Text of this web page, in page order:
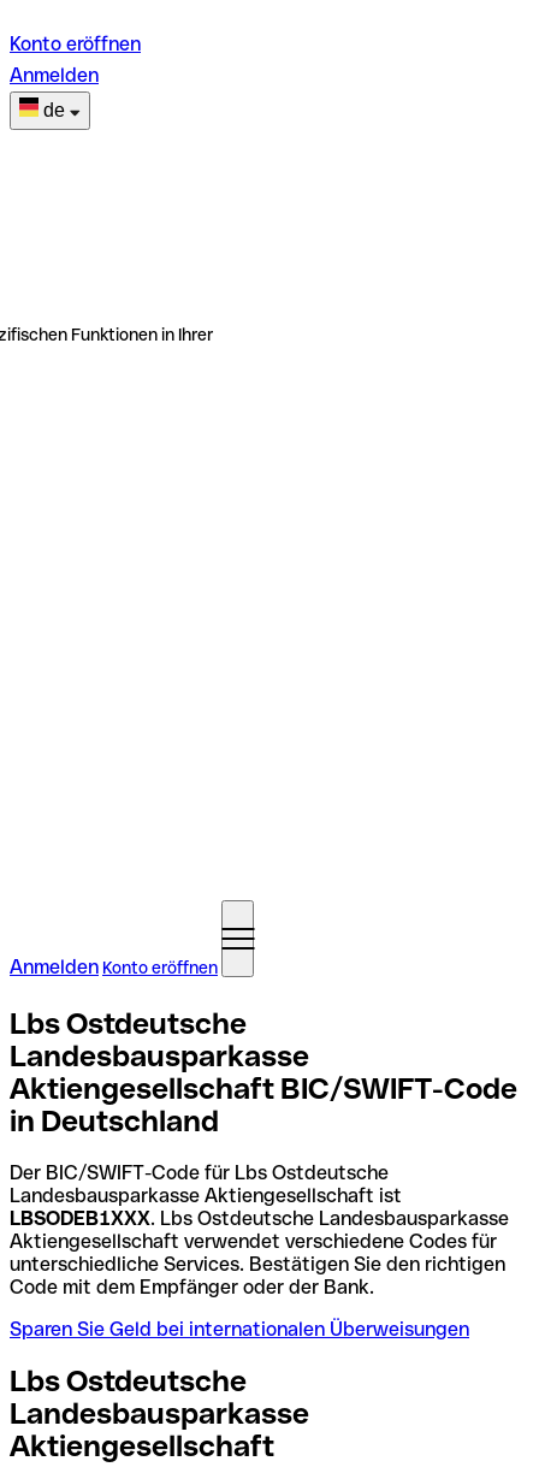
Konto eröffnen
Anmelden
de
Funktionen in Ihrer
Anmelden Konto eröffnen
Lbs Ostdeutsche
Landesbausparkasse
Aktiengesellschaft BIC/SWIFT-Code
in Deutschland
Der BIC/SWIFT-Code für Lbs Ostdeutsche
Landesbausparkasse Aktiengesellschaft ist
LBSODEB1XXX. Lbs Ostdeutsche Landesbausparkasse
Aktiengesellschaft verwendet verschiedene Codes für
unterschiedliche Services. Bestätigen Sie den richtigen
Code mit dem Empfänger oder der Bank.
Sparen Sie Geld bei internationalen Überweisungen
Lbs Ostdeutsche
Landesbausparkasse
Aktiengesellschaft